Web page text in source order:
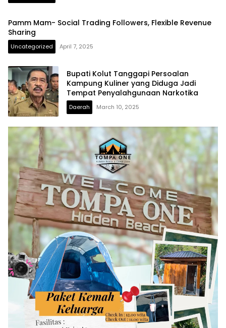
Pamm Mam- Social Trading Followers, Flexible Revenue
Sharing
Uncategorized April 7, 2025
Bupati Kolut Tanggapi Persoalan
Kampung Kuliner yang Diduga Jadi
Tempat Penyalahgunaan Narkotika
Daerah March 10, 2025